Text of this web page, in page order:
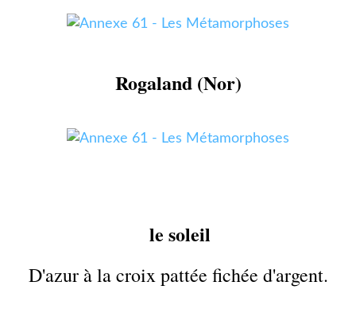
Rogaland (Nor)
le soleil
D'azur à la croix pattée fichée d'argent.